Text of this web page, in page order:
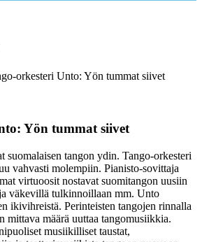
orkesteri Unto: Yön tummat siivet
Yön tummat siivet
suomalaisen tangon ydin. Tango-orkesteri
vahvasti molempiin. Pianisto-sovittaja
virtuoosit nostavat suomitangon uusiin
väkevillä tulkinnoillaan mm. Unto
ikivihreistä. Perinteisten tangojen rinnalla
mittava määrä uuttaa tangomusiikkia.
musiikilliset taustat,